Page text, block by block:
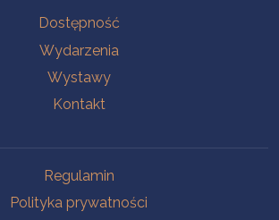
Dostępność
Wydarzenia
Wystawy
Kontakt
Regulamin
Polityka prywatności